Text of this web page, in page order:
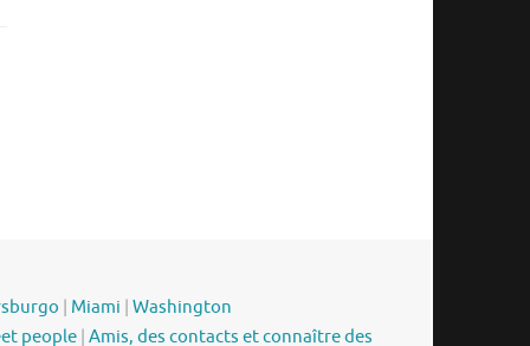
| Miami | Washington
people | Amis, des contacts et connaître des